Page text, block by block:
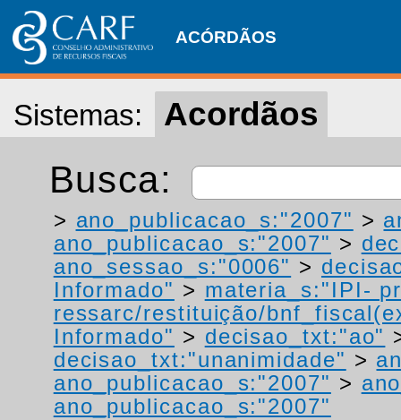
ACÓRDÃOS
Sistemas: Acordãos
Busca:
> ano_publicacao_s:"2007" >
ano_publicacao_s:"2007" >
ano_sessao_s:"0006" >
Informado" > materia_s:"IPI-
ressarc/restituição/
Informado" > decisao_txt:"ao"
decisao_txt:"unanimidade" >
ano_publicacao_s:"2007" >
ano_publicacao_s:"2007"